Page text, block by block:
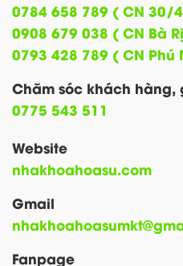
0784 658 789 ( CN 30/
0908 679 038 ( CN Bà
0793 428 789 ( CN Phú
Chăm sóc khách hàng,
0775 543 511
Website
nhakhoahoasu.com
Gmail
Fanpage